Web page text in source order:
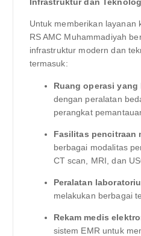
Infrastruktur dan
Untuk memberikan layanan
RS AMC Muhammadiyah
infrastruktur modern dan
termasuk:
Ruang operasi yang
dengan peralatan
perangkat
Fasilitas pencitraan
berbagai modalitas
CT scan, MRI, dan
Peralatan
melakukan berbagai
Rekam medis
sistem EMR untuk